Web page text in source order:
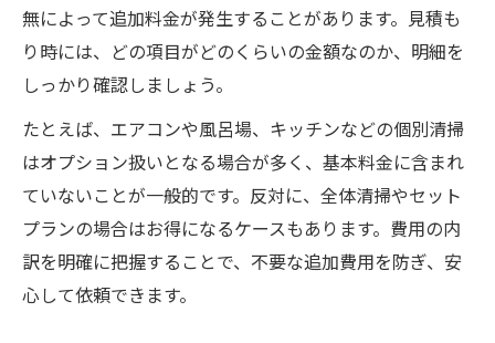
無によって追加料金が発生することがあります。見積も
り時には、どの項目がどのくらいの金額なのか、明細を
しっかり確認しましょう。
たとえば、エアコンや風呂場、キッチンなどの個別清掃
はオプション扱いとなる場合が多く、基本料金に含まれ
ていないことが一般的です。反対に、全体清掃やセット
プランの場合はお得になるケースもあります。費用の内
訳を明確に把握することで、不要な追加費用を防ぎ、安
心して依頼できます。